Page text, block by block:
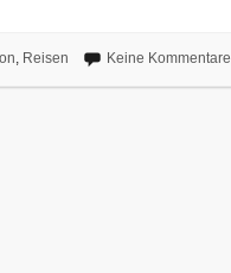
, Reisen Keine Kommentare